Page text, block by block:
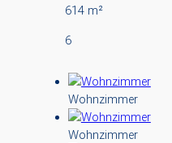
614 m²
6
Wohnzimmer
Wohnzimmer